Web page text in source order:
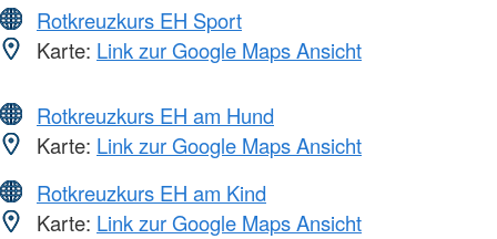
Rotkreuzkurs EH Sport
Karte: Link zur Google Maps Ansicht
Rotkreuzkurs EH am Hund
Karte: Link zur Google Maps Ansicht
Rotkreuzkurs EH am Kind
Karte: Link zur Google Maps Ansicht